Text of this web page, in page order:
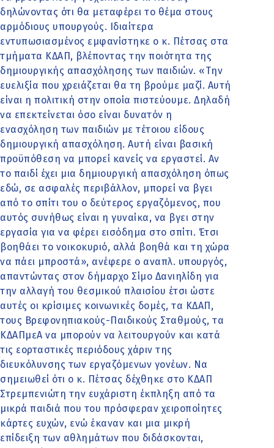
δηλώνοντας ότι θα μεταφέρει το θέμα στους
αρμόδιους υπουργούς. Ιδιαίτερα
εντυπωσιασμένος εμφανίστηκε ο κ. Πέτσας στα
τμήματα ΚΔΑΠ, βλέποντας την ποιότητα της
δημιουργικής απασχόλησης των παιδιών. «Την
ευελιξία που χρειάζεται θα τη βρούμε μαζί. Αυτή
είναι η πολιτική στην οποία πιστεύουμε. Δηλαδή
να επεκτείνεται όσο είναι δυνατόν η
ενασχόληση των παιδιών με τέτοιου είδους
δημιουργική απασχόληση. Αυτή είναι βασική
προϋπόθεση να μπορεί κανείς να εργαστεί. Αν
το παιδί έχει μια δημιουργική απασχόληση όπως
εδώ, σε ασφαλές περιβάλλον, μπορεί να βγει
από το σπίτι του ο δεύτερος εργαζόμενος, που
αυτός συνήθως είναι η γυναίκα, να βγει στην
εργασία για να φέρει εισόδημα στο σπίτι. Έτσι
βοηθάει το νοικοκυριό, αλλά βοηθά και τη χώρα
να πάει μπροστά», ανέφερε ο αναπλ. υπουργός,
απαντώντας στον δήμαρχο Σίμο Δανιηλίδη για
την αλλαγή του θεσμικού πλαισίου έτσι ώστε
αυτές οι κρίσιμες κοινωνικές δομές, τα ΚΔΑΠ,
τους Βρεφονηπιακούς-Παιδικούς Σταθμούς, τα
ΚΔΑΠμεΑ να μπορούν να λειτουργούν και κατά
τις εορταστικές περιόδους χάριν της
διευκόλυνσης των εργαζόμενων γονέων. Να
σημειωθεί ότι ο κ. Πέτσας δέχθηκε στο ΚΔΑΠ
Στρεμπενιώτη την ευχάριστη έκπληξη από τα
μικρά παιδιά που του πρόσφεραν χειροποίητες
κάρτες ευχών, ενώ έκαναν και μια μικρή
επίδειξη των αθλημάτων που διδάσκονται,